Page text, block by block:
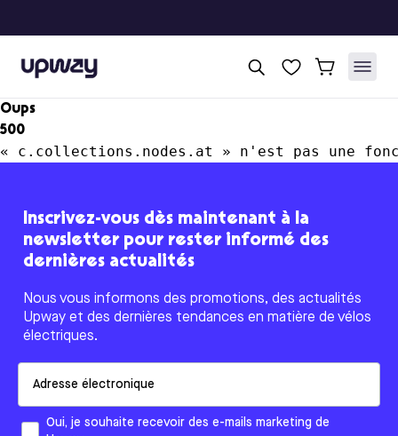
Upway
Oups
500
« c.collections.nodes.at » n'est pas une
Inscrivez-vous dès maintenant à la
newsletter pour rester informé des
dernières actualités
Nous vous informons des promotions, des actualités
Upway et des dernières tendances en matière de vélos
électriques.
Comment aimeriez-vous que nous vous contactions ?
Oui, je souhaite recevoir des e-mails marketing de